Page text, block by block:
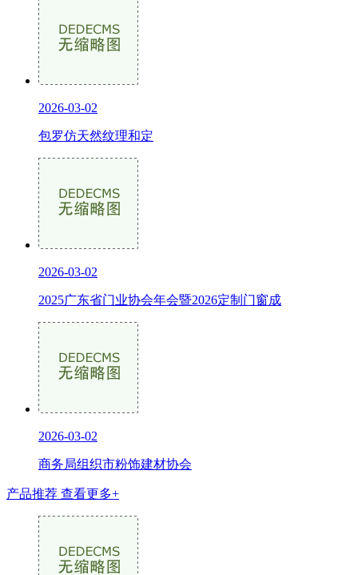
2026-03-02
包罗仿天然纹理和定
2026-03-02
2025广东省门业协会年会暨2026定制门窗成
2026-03-02
商务局组织市粉饰建材协会
产品推荐 查看更多+